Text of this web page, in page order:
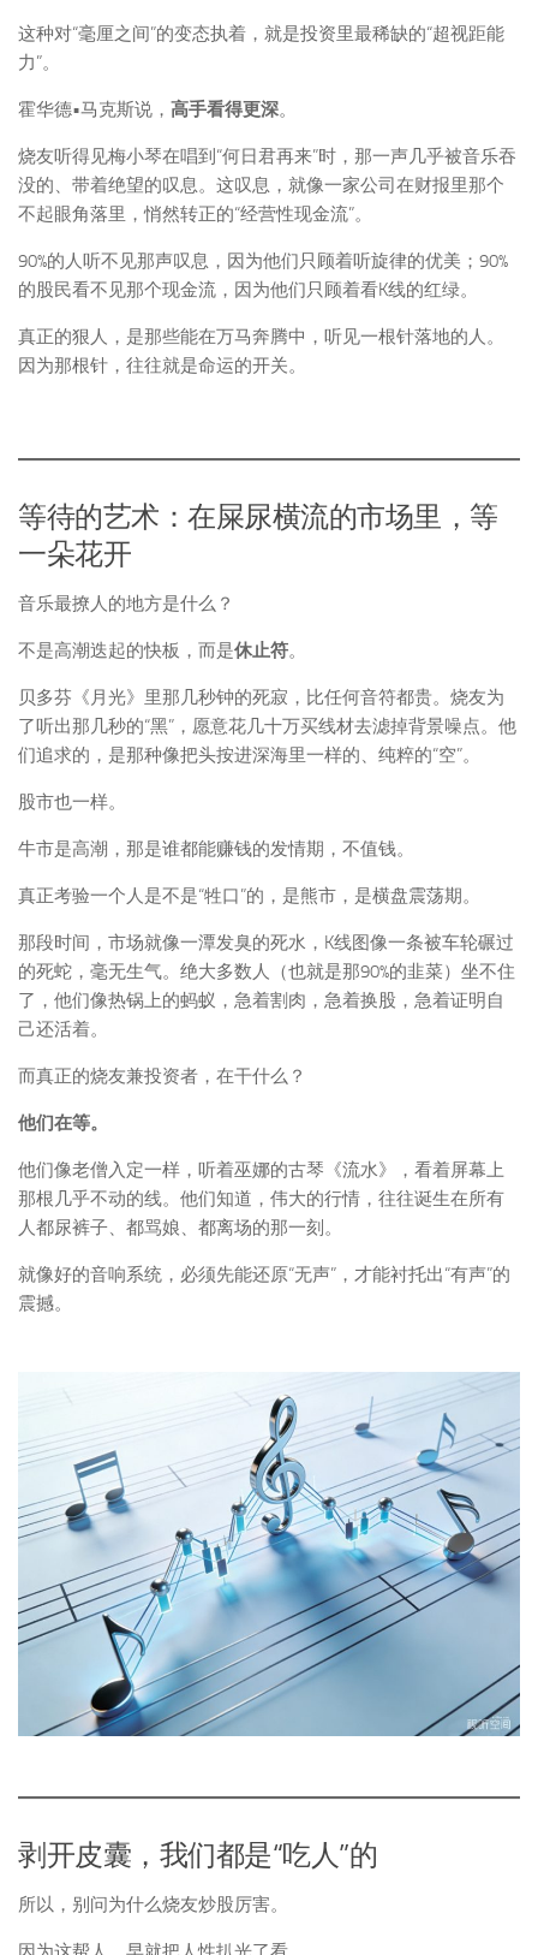
这种对“毫厘之间”的变态执着，就是投资里最稀缺的“超视距能
力”。
霍华德•马克斯说， 高手看得更深。
烧友听得见梅小琴在唱到“何日君再来”时，那一声几乎被音乐吞
没的、带着绝望的叹息。这叹息，就像一家公司在财报里那个
不起眼角落里，悄然转正的“经营性现金流”。
90%的人听不见那声叹息，因为他们只顾着听旋律的优美；90%
的股民看不见那个现金流，因为他们只顾着看K线的红绿。
真正的狠人，是那些能在万马奔腾中，听见一根针落地的人。
因为那根针，往往就是命运的开关。
等待的艺术：在屎尿横流的市场里，等
一朵花开
音乐最撩人的地方是什么？
不是高潮迭起的快板，而是休止符。
贝多芬《月光》里那几秒钟的死寂，比任何音符都贵。烧友为
了听出那几秒的“黑”，愿意花几十万买线材去滤掉背景噪点。他
们追求的，是那种像把头按进深海里一样的、纯粹的“空”。
股市也一样。
牛市是高潮，那是谁都能赚钱的发情期，不值钱。
真正考验一个人是不是“牲口”的，是熊市，是横盘震荡期。
那段时间，市场就像一潭发臭的死水，K线图像一条被车轮碾过
的死蛇，毫无生气。绝大多数人（也就是那90%的韭菜）坐不住
了，他们像热锅上的蚂蚁，急着割肉，急着换股，急着证明自
己还活着。
而真正的烧友兼投资者，在干什么？
他们在等。
他们像老僧入定一样，听着巫娜的古琴《流水》，看着屏幕上
那根几乎不动的线。他们知道，伟大的行情，往往诞生在所有
人都尿裤子、都骂娘、都离场的那一刻。
就像好的音响系统，必须先能还原“无声”，才能衬托出“有声”的
震撼。
剥开皮囊，我们都是“吃人”的
所以，别问为什么烧友炒股厉害。